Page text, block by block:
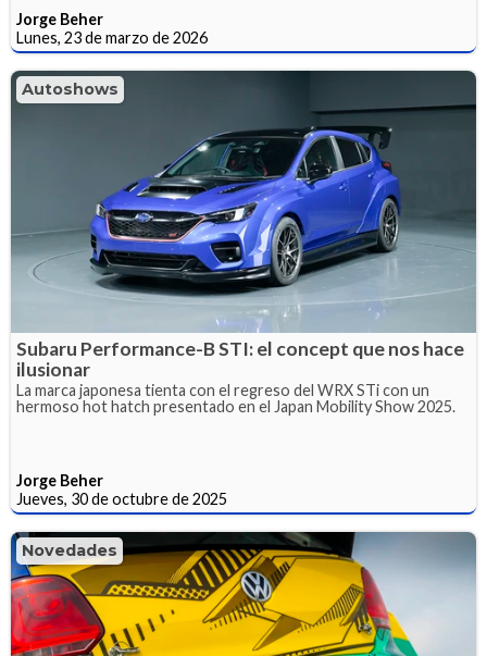
Jorge Beher
Lunes, 23 de marzo de 2026
Autoshows
Subaru Performance-B STI: el concept que nos hace
ilusionar
La marca japonesa tienta con el regreso del WRX STi con un
hermoso hot hatch presentado en el Japan Mobility Show 2025.
Jorge Beher
Jueves, 30 de octubre de 2025
Novedades